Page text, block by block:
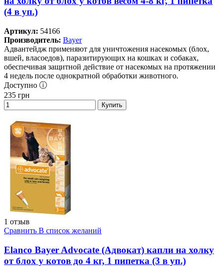
(4 в уп.)
Артикул: 54166
Производитель: Bayer
Адвантейдж применяют для уничтожения насекомых (блох,
вшей, власоедов), паразитирующих на кошках и собаках,
обеспечивая защитной действие от насекомых на протяжении
4 недель после однократной обработки животного.
Доступно ⓘ
235 грн
Купить
1 отзыв
Сравнить В список желаний
Elanco Bayer Advocate (Адвокат) капли на холку
от блох у котов до 4 кг, 1 пипетка (3 в уп.)